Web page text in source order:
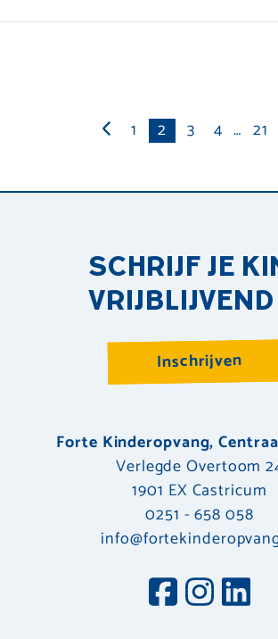
1 2 3 4 … 21
SCHRIJF JE
VRIJBLIJVEND
Inschrijven
Forte Kinderopvang,
Verlegde Overtoom
1901 EX Castricum
0251 - 658 058